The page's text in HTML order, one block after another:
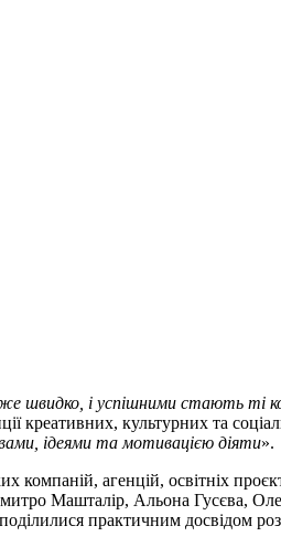
швидко, і успішними стають ті
креативних, культурних та
ідеями та мотивацією діяти».
компаній, агенцій, освітніх
Машталір, Альона Гусєва,
практичним досвідом